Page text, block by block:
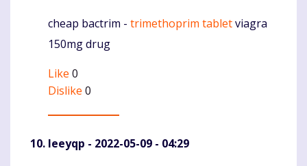
Komentaras
cheap bactrim - trimethoprim tabletviagra
150mg drug
Like 0
Dislike 0
Ieeyqp - 2022-05-09 - 04:29